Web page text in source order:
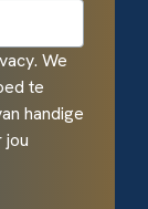
We
te
handige
jou